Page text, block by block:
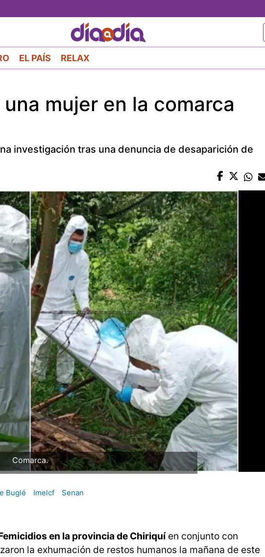
al
contenido
principal
EL PAÍS RELAX
mujer en la comarca
investigación tras una denuncia de desaparición de
Comarca.
Buglé Imelcf Senan
en la provincia de Chiriquíen conjunto con
la exhumación de restos humanos la mañana de este